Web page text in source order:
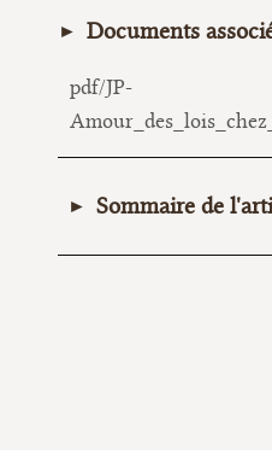
Documents
pdf/JP-
Sommaire de
Les bonnes raisons